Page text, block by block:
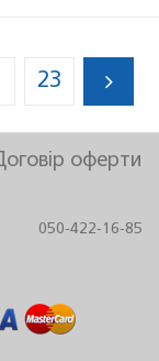
23
050-422-16-85
оферти